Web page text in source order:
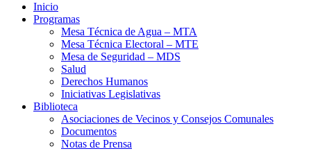
Inicio
Programas
Mesa Técnica de Agua – MTA
Mesa Técnica Electoral – MTE
Mesa de Seguridad – MDS
Salud
Derechos Humanos
Iniciativas Legislativas
Biblioteca
Asociaciones de Vecinos y Consejos Comunales
Documentos
Notas de Prensa